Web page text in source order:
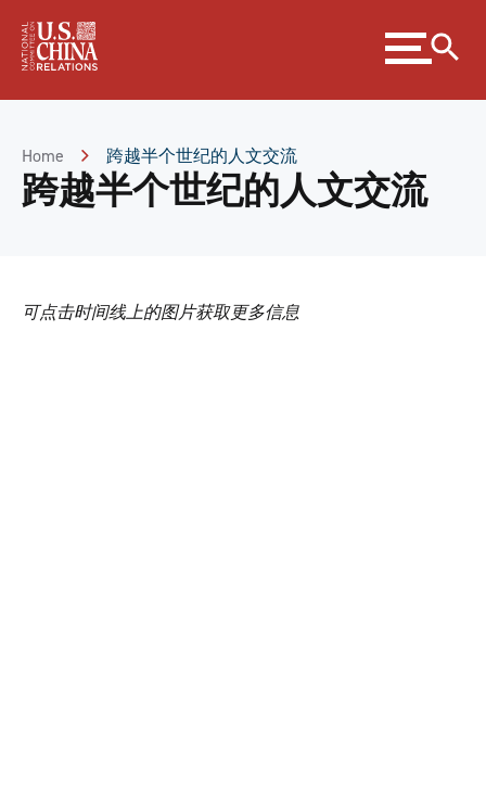
Content
Expand
menu
Home 跨越半个世纪的人文交流
跨越半个世纪的人文交流
可点击时间线上的图片获取更多信息